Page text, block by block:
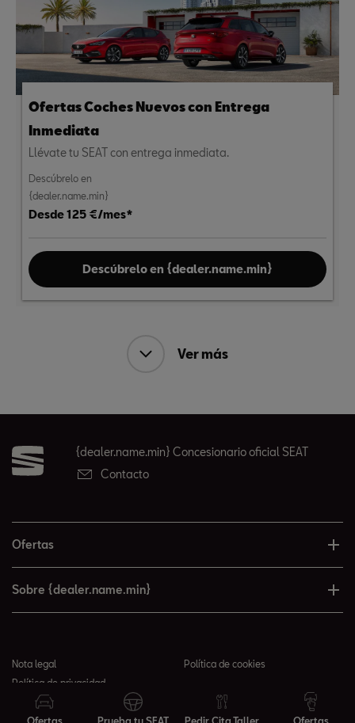
Ofertas Coches Nuevos con Entrega
Inmediata
Llévate tu SEAT con entrega inmediata.
Descúbrelo en
{dealer.name.min}
Desde 125 €/mes*
Descúbrelo en {dealer.name.min}
Ver más
{dealer.name.min} Concesionario oficial SEAT
Contacto
Ofertas
Sobre {dealer.name.min}
Nota legal
Política de cookies
Política de privacidad
© 2026 {dealer.name.min} todos los derechos reservados
Ofertas
Prueba tu SEAT Pedir Cita Taller Ofertas